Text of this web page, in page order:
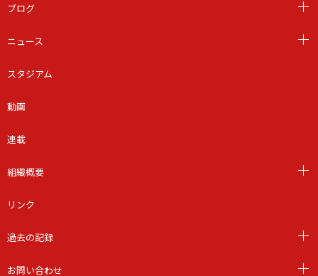
ブログ
ニュース
スタジアム
動画
連載
組織概要
リンク
過去の記録
お問い合わせ